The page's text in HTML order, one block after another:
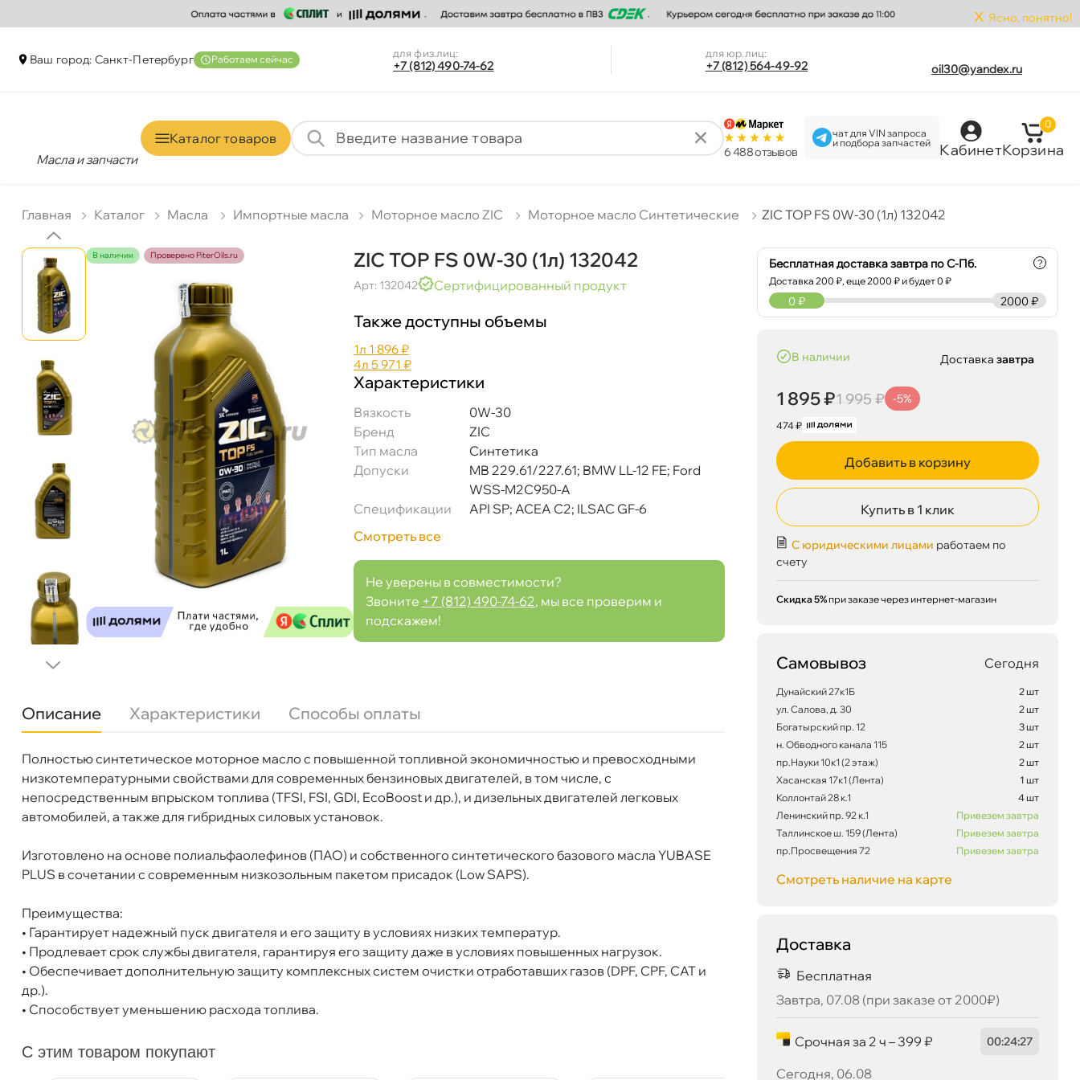
x Ясно, понятно!
аш город: Санкт-Петербур Работаем сейчас для физ.лиц:
+7 (812) 490-74-62
для юр.лиц:
+7 (812) 564-49-92 oil30@yandex.ru
Масла и запчасти
Каталог товаро
6 488 отзыво
чат для VIN запроса
и подбора запчастей
Кабинет
0
Корзина
Главная Катало Масла Импортные масла Моторное масло ZIC Моторное масло Синтетические ZIC TOP FS 0W-30 (1л) 132042
наличии Проверено PiterOils.ru ZIC TOP FS 0W-30 (1л) 132042
Арт: 132042 Сертифицированный продукт
Также доступны объемы
1л 1 896 ₽
4л 5 971 ₽
Характеристики
язкость
0W-30
Бренд
ZIC
Тип масла
Синтетика
Допуски
MB 229.61/227.61; BMW LL-12 FE; Ford
WSS-M2C950-A
Спецификации
API SP; ACEA C2; ILSAC GF-6
Смотреть все
Не уверены в совместимости?
Звоните +7 (812) 490-74-62, мы все проверим и
подскажем!
Описание Характеристики Способы оплаты
Полностью синтетическое моторное масло с повышенной топливной экономичностью и превосходными
низкотемпературными свойствами для современных бензиновых двигателей, в том числе, с
непосредственным впрыском топлива (TFSI, FSI, GDI, EcoBoost и др.), и дизельных двигателей легковых
автомобилей, а также для гибридных силовых установок.
Изготовлено на основе полиальфаолефинов (ПАО) и собственного синтетического базового масла YUBASE
PLUS в сочетании с современным низкозольным пакетом присадок (Low SAPS).
Преимущества:
• Гарантирует надежный пуск двигателя и его защиту в условиях низких температур.
• Продлевает срок службы двигателя, гарантируя его защиту даже в условиях повышенных нагрузок.
• Обеспечивает дополнительную защиту комплексных систем очистки отработавших газов (DPF, CPF, CAT и
др.).
• Способствует уменьшению расхода топлива.
язкость
0W-30
Бренд
ZIC
Тип масла
Синтетика
Допуски
MB 229.61/227.61; BMW LL-12 FE; Ford WSS-M2C950-A
Объем
1л
Артикул
132042
С этим товаром покупают
Бесплатная доставка завтра по С-Пб.
Доставка200 ₽, еще2000 ₽ и будет 0 ₽
?
2000 ₽
0 ₽
наличии
1 895 ₽1 995 ₽ -5%
474 ₽
Доставказавтра
Добавить в корзину
Купить в 1 клик
С юридическими лицами работаем по
счету
Скидка 5% при заказе через интернет-магазин
Самовывоз Сегодня
Дунайский 27к1Б
2 шт
ул. Салова, д. 30
2 шт
Богатырский пр. 12
3 шт
н. Обводного канала 115
2 шт
пр.Науки 10к1 (2 этаж)
2 шт
Хасанская 17к1 (Лента)
1 шт
Коллонтай 28 к.1
4 шт
Ленинский пр. 92 к.1
Привезем завтра
Таллинское ш. 159 (Лента)
Привезем завтра
пр.Просвещения 72
Привезем завтра
Смотреть наличие на карте
Доставка
Бесплатная
Завтра, 07.08 (при заказе от 2000₽)
Срочная за 2 ч – 399 ₽ 00:24:26
Сегодня, 06.08
1 895 ₽1 995 ₽ корзину